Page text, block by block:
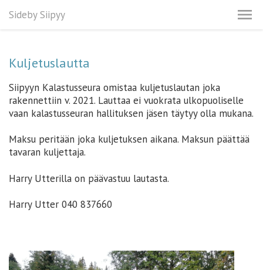
Sideby Siipyy
Kuljetuslautta
Siipyyn Kalastusseura omistaa kuljetuslautan joka
rakennettiin v. 2021. Lauttaa ei vuokrata ulkopuoliselle
vaan kalastusseuran hallituksen jäsen täytyy olla mukana.
Maksu peritään joka kuljetuksen aikana. Maksun päättää
tavaran kuljettaja.
Harry Utterilla on päävastuu lautasta.
Harry Utter 040 837660